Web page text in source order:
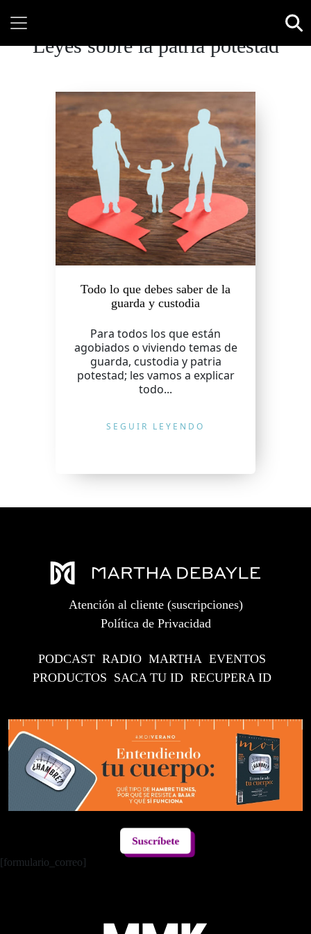
Leyes sobre la patria potestad
Todo lo que debes saber de la
guarda y custodia
Para todos los que están
agobiados o viviendo temas de
guarda, custodia y patria
potestad; les vamos a explicar
todo...
SEGUIR LEYENDO
Atención al cliente (suscripciones)
Política de Privacidad
PODCAST RADIO MARTHA EVENTOS
PRODUCTOS SACA TU ID RECUPERA ID
Suscríbete
[formulario_correo]